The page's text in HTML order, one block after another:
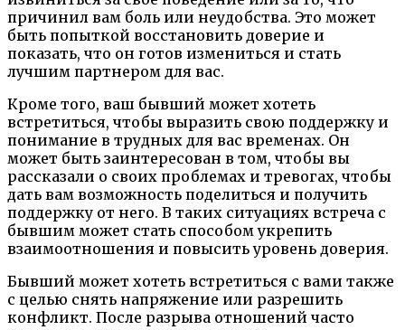
причинил вам боль или неудобства. Это может
быть попыткой восстановить доверие и
показать, что он готов измениться и стать
лучшим партнером для вас.
Кроме того, ваш бывший может хотеть
встретиться, чтобы выразить свою поддержку и
понимание в трудных для вас временах. Он
может быть заинтересован в том, чтобы вы
рассказали о своих проблемах и тревогах, чтобы
дать вам возможность поделиться и получить
поддержку от него. В таких ситуациях встреча с
бывшим может стать способом укрепить
взаимоотношения и повысить уровень доверия.
Бывший может хотеть встретиться с вами также
с целью снять напряжение или разрешить
конфликт. После разрыва отношений часто